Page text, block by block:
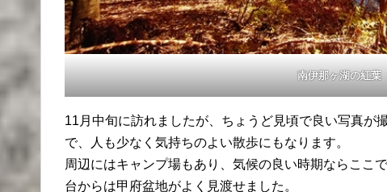
南伊那ヶ湖の紅葉
11月中旬に訪れましたが、ちょうど見頃で良い写真が
で、人も少なく気持ちのよい散歩にもなります。
周辺にはキャンプ場もあり、気候の良い時期ならここ
台からは甲府盆地がよく見渡せました。